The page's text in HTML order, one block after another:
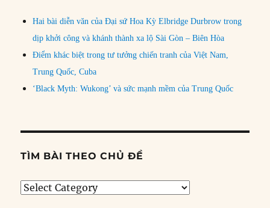
Hai bài diễn văn của Đại sứ Hoa Kỳ Elbridge Durbrow trong
dịp khởi công và khánh thành xa lộ Sài Gòn – Biên Hòa
Điểm khác biệt trong tư tưởng chiến tranh của Việt Nam,
Trung Quốc, Cuba
‘Black Myth: Wukong’ và sức mạnh mềm của Trung Quốc
TÌM BÀI THEO CHỦ ĐỀ
Tìm